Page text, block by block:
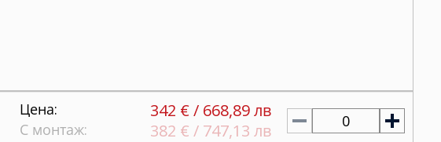
Цена: 342 € / 668,89 лв
С монтаж: 382 € / 747,13 лв 0